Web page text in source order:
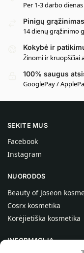
Per 1-3 darbo
Pinigų grąžinimas
14 dienų grąžinimo
Kokybė ir
Žinomi ir
100% saugus
GooglePay /
SEKITE MUS
Facebook
Instagram
NUORODOS
Beauty of Joseon
Cosrx kosmetika
Korėjietiška kosmetika
INFORMACIJA